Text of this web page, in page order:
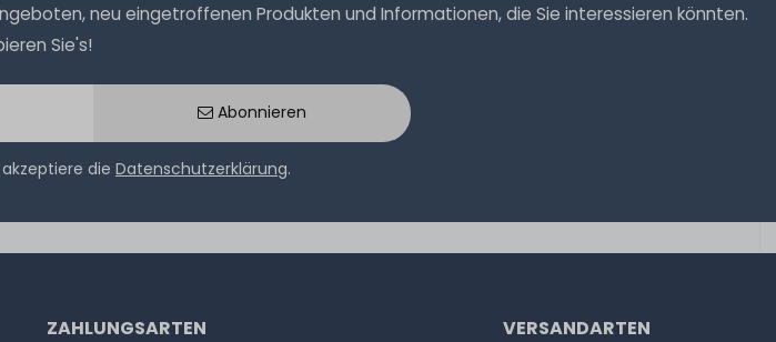
neu eingetroffenen Produkten und Informationen, die Sie interessieren könnten.
Sie's!
Abonnieren
die Datenschutzerklärung.
ZAHLUNGSARTEN VERSANDARTEN